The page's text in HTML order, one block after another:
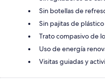
Sin botellas de
Sin pajitas de plástico
Trato compasivo de
Uso de energía
Visitas guiadas y